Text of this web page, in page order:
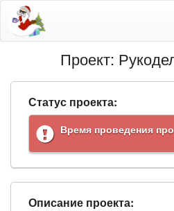
Проект:
Статус проекта:
Время проведения
Описание проекта: